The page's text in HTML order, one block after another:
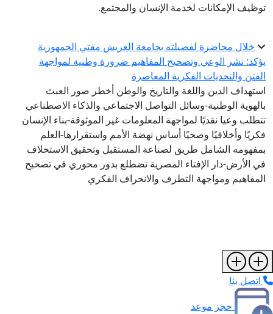
توظيف الإمكانات لخدمة الإنسان والمجتمع.
خلال محاضرة لفضيلته بجامعة العريش مفتي الجمهورية
يؤكد: نشر الوعي وتصحيح المفاهيم ضرورة وطنية لمواجهة
الفتن والتحديات الفكرية المعاصرة
استهداف الدين واللغة والتاريخ والوطن أخطر صور العبث
بالهوية الوطنية-وسائل التواصل الاجتماعي والذكاء الاصطناعي
تتطلب وعيا نقديًا لمواجهة المعلومات غير الموثوقة-بناء الإنسان
فكريًا وأخلاقيًا وصحيًا أساس نهضة الأمم واستقرارها-العلم
بمفهومه الشامل طريق لصناعة المستقبل وتحقيق الاستخلاف
في الأرض-دار الإفتاء المصرية تضطلع بدور محوري في تصحيح
المفاهيم ومواجهة التطرف والانحراف الفكري
اتصل بنا
حجز موعد